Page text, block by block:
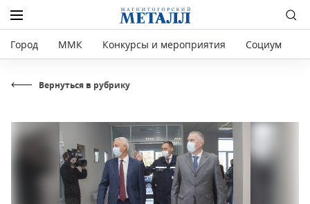
Город ММК Конкурсы и мероприятия Социум
Вернуться в рубрику